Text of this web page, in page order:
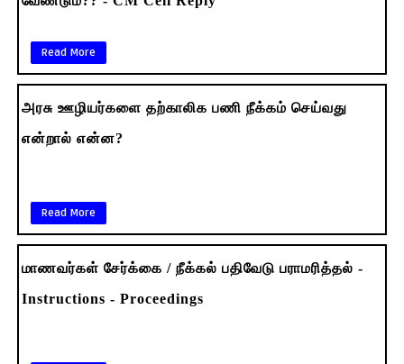
Read More
அரசு ஊழியர்களை தற்காலிக பணி நீக்கம் செய்வது
என்றால் என்ன?
Read More
மாணவர்கள் சேர்க்கை / நீக்கல் பதிவேடு பராமரித்தல் -
Instructions - Proceedings